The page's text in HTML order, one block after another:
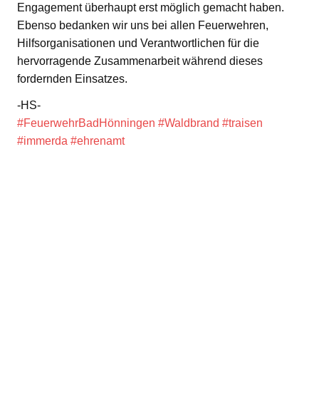
Engagement überhaupt erst möglich gemacht haben.
Ebenso bedanken wir uns bei allen Feuerwehren,
Hilfsorganisationen und Verantwortlichen für die
hervorragende Zusammenarbeit während dieses
fordernden Einsatzes.
-HS-
#FeuerwehrBadHönningen #Waldbrand #traisen
#immerda #ehrenamt